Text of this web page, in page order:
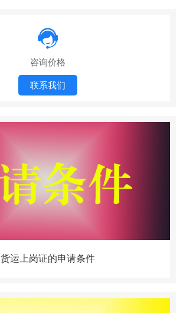
咨询价格
联系我们
货运上岗证的申请条件